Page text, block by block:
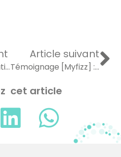
Témoignage [Formation] : « Beaucoup de pédagogie et d’outils ! »
Article suivant
Témoignage [Myfizz] : « Je me suis prise au jeu et ma vie a changé ! »
cet article